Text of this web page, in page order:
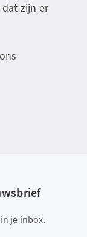
zijn er
je inbox.